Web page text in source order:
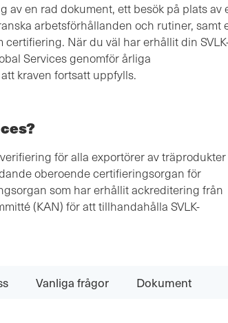
en rad dokument, ett besök på plats av
arbetsförhållanden och rutiner, samt
När du väl har erhållit din
Services genomför årliga
kraven fortsatt uppfylls.
för alla exportörer av
oberoende certifieringsorgan för
som har erhållit ackreditering från
(KAN) för att tillhandahålla SVLK-
Vanliga frågor Dokument